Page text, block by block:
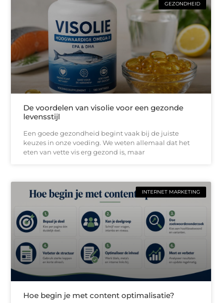
GEZONDHEID
De voordelen van visolie voor een gezonde
levensstijl
Een goede gezondheid begint vaak bij de juiste
keuzes in onze voeding. We weten allemaal dat het
eten van vette vis erg gezond is, maar
INTERNET MARKETING
Hoe begin je met content optimalisatie?